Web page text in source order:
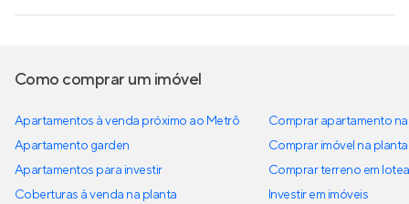
Como comprar um imóvel
Apartamentos à venda próximo ao Metrô
Apartamento garden
Apartamentos para investir
Coberturas à venda na planta
Comprar apartamento
Comprar imóvel na planta
Comprar terreno em
Investir em imóveis